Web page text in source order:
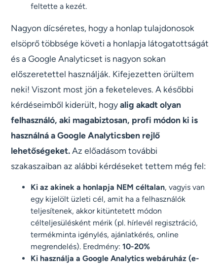
feltette a kezét.
Nagyon dícséretes, hogy a honlap tulajdonosok
elsöprő többsége követi a honlapja látogatottságát
és a Google Analyticset is nagyon sokan
előszeretettel használják. Kifejezetten örültem
neki! Viszont most jön a feketeleves. A későbbi
kérdéseimből kiderült, hogyalig akadt olyan
felhasználó, aki magabiztosan, profi módon ki is
használná a Google Analyticsben rejlő
lehetőségeket.Az előadásom további
szakaszaiban az alábbi kérdéseket tettem még fel:
Ki az akinek a honlapja NEM céltalan, vagyis van
egy kijelölt üzleti cél, amit ha a felhasználók
teljesítenek, akkor kitüntetett módon
célteljesülésként mérik (pl. hírlevél regisztráció,
termékminta igénylés, ajánlatkérés, online
megrendelés). Eredmény:10-20%
Ki használja a Google Analytics webáruház (e-